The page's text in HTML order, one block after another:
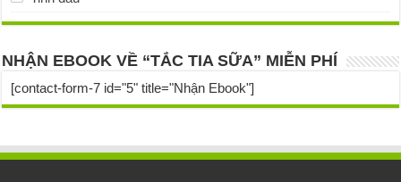
NHẬN EBOOK VỀ “TẮC TIA SỮA” MIỄN PHÍ
[contact-form-7 id="5" title="Nhận Ebook"]